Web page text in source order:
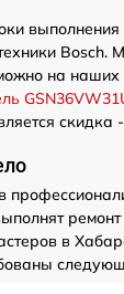
Bosch.
на
скидка
в